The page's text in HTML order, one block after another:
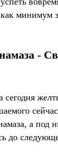
как минимум
-
сегодня
а под
до